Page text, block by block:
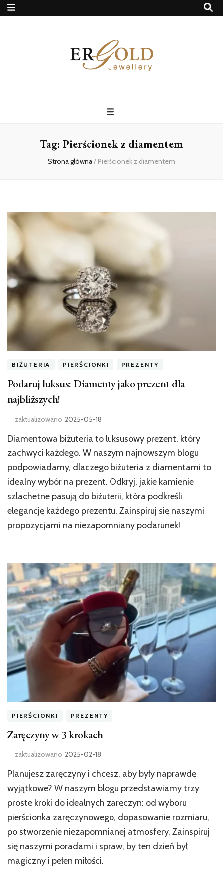
Tag: Pierścionek z diamentem
Strona główna/ Pierścionek z diamentem
BIŻUTERIA PIERŚCIONKI PREZENTY
Podaruj luksus: Diamenty jako prezent dla
najbliższych!
zaktualizowano 2025-05-18
Diamentowa biżuteria to luksusowy prezent, który
zachwyci każdego. W naszym najnowszym blogu
podpowiadamy, dlaczego biżuteria z diamentami to
idealny wybór na prezent. Odkryj, jakie kamienie
szlachetne pasują do biżuterii, która podkreśli
elegancję każdego prezentu. Zainspiruj się naszymi
propozycjami na niezapomniany podarunek!
PIERŚCIONKI PREZENTY
Zaręczyny w 3 krokach
zaktualizowano 2025-02-18
Planujesz zaręczyny i chcesz, aby były naprawdę
wyjątkowe? W naszym blogu przedstawiamy trzy
proste kroki do idealnych zaręczyn: od wyboru
pierścionka zaręczynowego, dopasowanie rozmiaru,
po stworzenie niezapomnianej atmosfery. Zainspiruj
się naszymi poradami i spraw, by ten dzień był
magiczny i pełen miłości.